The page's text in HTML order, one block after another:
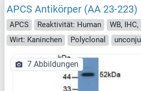
APCS Antikörper (AA 23-223)
APCS Reaktivität: Human
WB, IHC,
Wirt: Kaninchen
Polyclonal
7 Abbildungen